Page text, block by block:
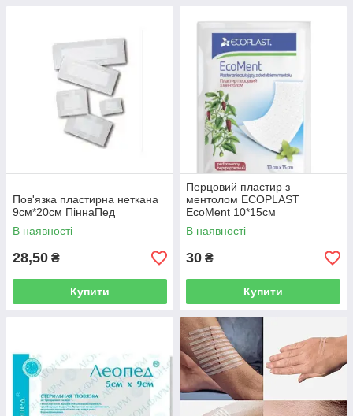
Пов'язка пластирна неткана
9см*20см ПіннаПед
В наявності
28,50 ₴
Купити
Перцовий пластир з
ментолом ECOPLAST
EcoMent 10*15см
В наявності
30 ₴
Купити